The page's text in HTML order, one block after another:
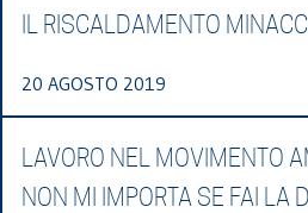
IL RISCALDAMENTO
20 AGOSTO 2019
LAVORO NEL MOVIMENTO
NON MI IMPORTA SE FAI LA